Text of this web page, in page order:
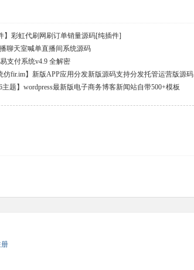
】彩虹代刷网刷订单销量源码[纯插件]
聊天室喊单直播间系统源码
支付系统v4.9 全解密
仿fir.im】新版APP应用分发新版源码支持分发托管运营版源码
主题】wordpress最新版电子商务博客新闻站自带500+模板